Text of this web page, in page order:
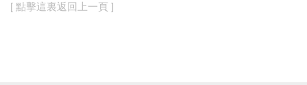
[ 點擊這裏返回上一頁 ]